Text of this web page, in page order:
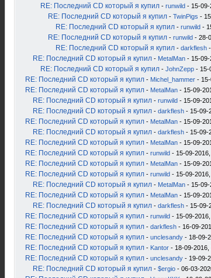
RE: Последний CD который я купил - runwild - 15-09-
RE: Последний CD который я купил - TwinPigs -
RE: Последний CD который я купил - runwild -
RE: Последний CD который я купил - runwild - 28-
RE: Последний CD который я купил - darkflesh
RE: Последний CD который я купил - MetalMan - 15-09-
RE: Последний CD который я купил - JohnZepp - 15-
RE: Последний CD который я купил - Michel_hammer -
RE: Последний CD который я купил - MetalMan - 15-09-
RE: Последний CD который я купил - runwild - 15-09-
RE: Последний CD который я купил - darkflesh - 15-09-
RE: Последний CD который я купил - MetalMan - 15-09-
RE: Последний CD который я купил - darkflesh - 15-09-
RE: Последний CD который я купил - MetalMan - 15-09-
RE: Последний CD который я купил - runwild - 15-09-
RE: Последний CD который я купил - MetalMan - 15-09-
RE: Последний CD который я купил - runwild - 15-09-
RE: Последний CD который я купил - MetalMan - 15-09-
RE: Последний CD который я купил - MetalMan - 15-09-
RE: Последний CD который я купил - darkflesh - 15-09-
RE: Последний CD который я купил - runwild - 15-09-2016,
RE: Последний CD который я купил - darkflesh - 16-09-
RE: Последний CD который я купил - unclesandy - 18-09-
RE: Последний CD который я купил - Kantor - 18-09-2016,
RE: Последний CD который я купил - unclesandy - 19-09-
RE: Последний CD который я купил - $ergio - 06-03-